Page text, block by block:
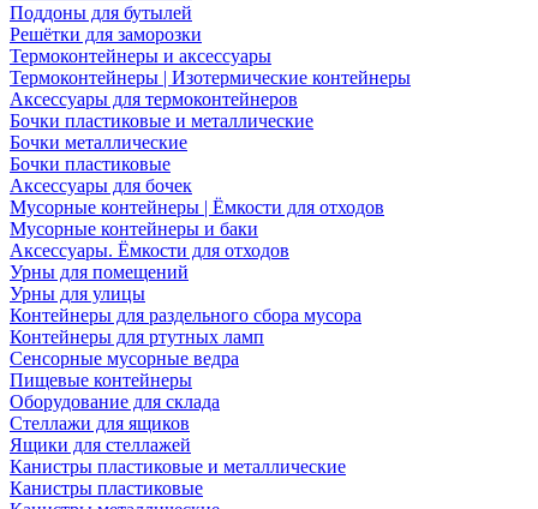
Поддоны для бутылей
Решётки для заморозки
Термоконтейнеры и аксессуары
Термоконтейнеры | Изотермические контейнеры
Аксессуары для термоконтейнеров
Бочки пластиковые и металлические
Бочки металлические
Бочки пластиковые
Аксессуары для бочек
Мусорные контейнеры | Ёмкости для отходов
Мусорные контейнеры и баки
Аксессуары. Ёмкости для отходов
Урны для помещений
Урны для улицы
Контейнеры для раздельного сбора мусора
Контейнеры для ртутных ламп
Сенсорные мусорные ведра
Пищевые контейнеры
Оборудование для склада
Стеллажи для ящиков
Ящики для стеллажей
Канистры пластиковые и металлические
Канистры пластиковые